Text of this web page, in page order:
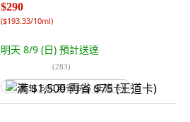
$290
($193.33/10ml)
明天 8/9 (日) 預計送達
(283)
满 $1,500 再省 $75 (王道卡)